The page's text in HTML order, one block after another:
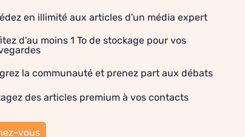
en illimité aux articles d'un média expert
d'au moins 1 To de stockage pour vos
la communauté et prenez part aux débats
des articles premium à vos contacts
vous